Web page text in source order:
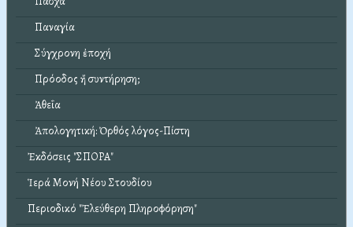
Παναγία
Σύγχρονη ἐποχή
Πρόοδος ἤ συντήρηση;
Ἀθεΐα
Ἀπολογητική: Ὀρθός λόγος-Πίστη
Ἐκδόσεις "ΣΠΟΡΑ"
Ἱερά Μονή Νέου Στουδίου
Περιοδικό "Ἐλεύθερη Πληροφόρηση"